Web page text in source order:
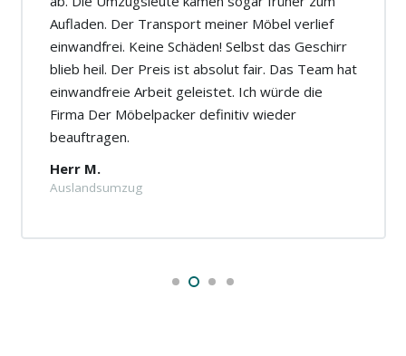
Aufladen. Der Transport meiner Möbel verlief
einwandfrei. Keine Schäden! Selbst das Geschirr
blieb heil. Der Preis ist absolut fair. Das Team hat
einwandfreie Arbeit geleistet. Ich würde die
Firma Der Möbelpacker definitiv wieder
beauftragen.
Herr M.
Auslandsumzug